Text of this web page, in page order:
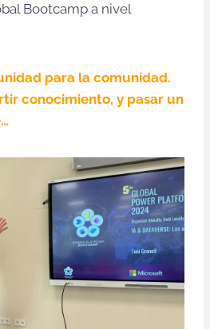
Bootcamp a nivel
para la comunidad.
conocimiento, y pasar un